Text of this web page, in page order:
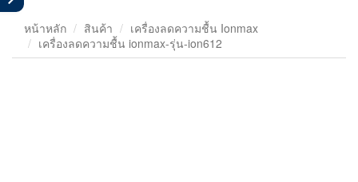
หน้าหลัก สินค้า
เครื่องลดความชื้น Ionmax
เครื่องลดความชื้น ionmax-รุ่น-ion612